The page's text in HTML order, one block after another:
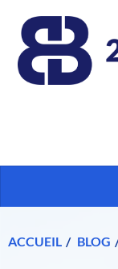
ACCUEIL BLOG